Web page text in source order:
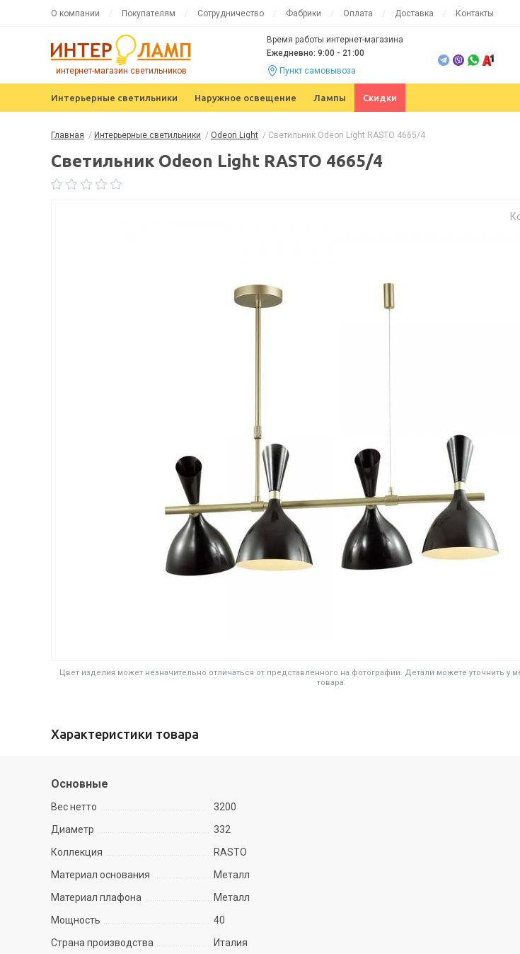
О компании Покупателям Сотрудничество Фабрики Оплата Доставка Контакты
интернет-магазин светильников
Время работы интернет-магазина
Ежедневно: 9:00 - 21:00
Пункт самовывоза
Интерьерные светильники Наружное освещение Лампы Скидки
Главная / Интерьерные светильники / Odeon Light / Светильник Odeon Light RASTO 4665/4
Светильник Odeon Light RASTO 4665/4
Цвет изделия может незначительно отличаться от представленного на фотографии. Детали можете уточнить у
товара.
Характеристики товара
Основные
Вес нетто
3200
Диаметр
332
Коллекция
RASTO
Материал основания
Металл
Материал плафона
Металл
Мощность
40
Страна производства
Италия